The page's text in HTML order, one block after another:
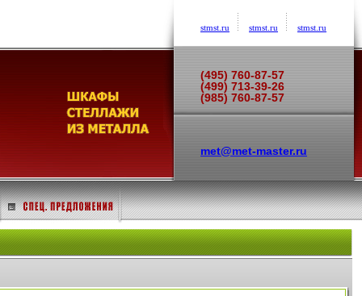
stmst.ru stmst.ru stmst.ru
(495) 760-87-57
(499) 713-39-26
(985) 760-87-57
met@met-master.ru